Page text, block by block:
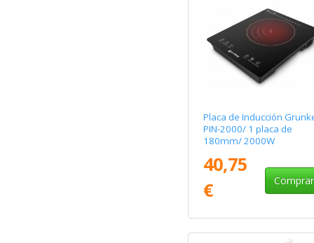
Placa de Inducción
PIN-2000/ 1 placa de
180mm/ 2000W
40,75
€
Comprar